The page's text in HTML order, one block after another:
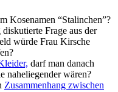
Kosenamen “Stalinchen”?
Frage aus der
würde Frau Kirsche
darf man danach
naheliegender wären?
Zusammenhang zwischen